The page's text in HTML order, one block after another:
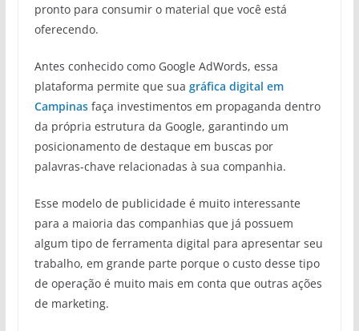
pronto para consumir o material que você está
oferecendo.
Antes conhecido como Google AdWords, essa
plataforma permite que sua gráfica digital em
Campinasfaça investimentos em propaganda dentro
da própria estrutura da Google, garantindo um
posicionamento de destaque em buscas por
palavras-chave relacionadas à sua companhia.
Esse modelo de publicidade é muito interessante
para a maioria das companhias que já possuem
algum tipo de ferramenta digital para apresentar seu
trabalho, em grande parte porque o custo desse tipo
de operação é muito mais em conta que outras ações
de marketing.